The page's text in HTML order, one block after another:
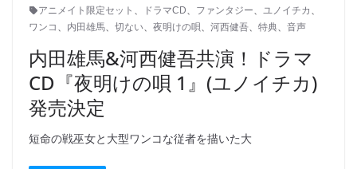
アニメイト限定セット
ドラマCD ファンタジー ユノイチカ
ワンコ
内田雄馬 切ない 夜明けの唄 河西健吾 特典 音声
内田雄馬&河西健吾共演！ドラマ
CD『夜明けの唄 1』(ユノイチカ)
発売決定
短命の戦巫女と大型ワンコな従者を描いた大